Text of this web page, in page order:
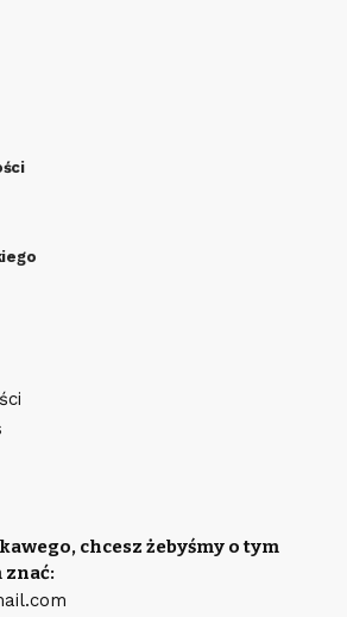
chcesz żebyśmy o tym
znać: